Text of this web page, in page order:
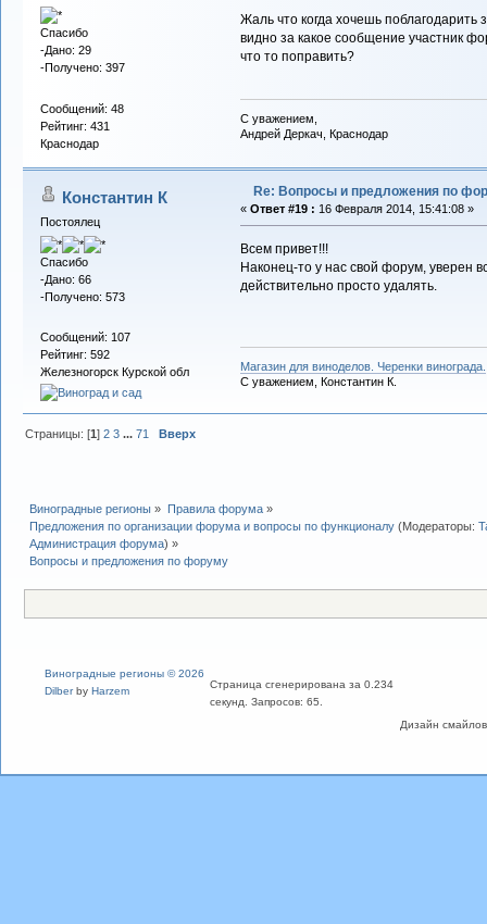
Спасибо
-Дано: 29
-Получено: 397
Сообщений: 48
Рейтинг: 431
Краснодар
Жаль что когда хочешь
видно за какое сообщение участник
что то поправить?
С уважением,
Андрей Деркач, Краснодар
Константин К
Постоялец
Спасибо
-Дано: 66
-Получено: 573
Сообщений: 107
Рейтинг: 592
Железногорск Курской обл
Re: Вопросы и предложения по
« Ответ #19 : 16 Февраля 2014, 15:41:08 »
Всем привет!!!
Наконец-то у нас свой форум, уверен
действительно просто удалять.
Магазин для виноделов. Черенки винограда.
С уважением, Константин К.
Страницы: [1]2 3 ...71 Вверх
Виноградные регионы » Правила форума»
Предложения по организации форума и вопросы по функционалу (Модераторы:
Администрация форума) »
Вопросы и предложения по форуму
Дизайн
Виноградные регионы © 2026
Dilberby Harzem
Страница сгенерирована за 0.234
секунд. Запросов: 65.